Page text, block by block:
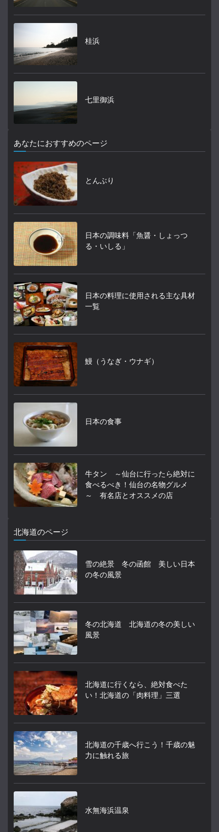
桂浜
七里御浜
あなたにおすすめのページ
とんぶり
日本の調味料「魚醤・しょっつ
る・いしる」
日本の料理に使用される主な具材
一覧
鰻（うなぎ・ウナギ）
日本の食事
牛タン ～仙台に行ったら絶対に
食べるべき！仙台の名物グルメ
～ 有名店とオススメの店
北海道のページ
雪の絶景 冬の函館 美しい日本
の冬の風景
冬の北海道 北海道の冬の美しい
風景
北海道に行くなら、絶対食べた
い！北海道の「肉料理」三選
北海道の千歳へ行こう！千歳の魅
力に触れる旅
水無海浜温泉